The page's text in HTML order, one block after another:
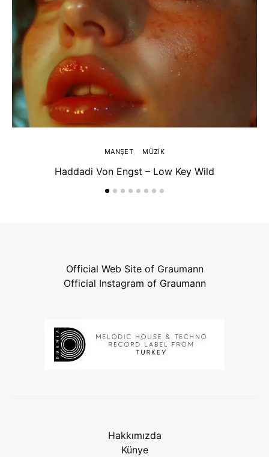
MANŞET MÜZIK
Haddadi Von Engst – Low Key Wild
Official Web Site of Graumann
Official Instagram of Graumann
Hakkımızda
Künye